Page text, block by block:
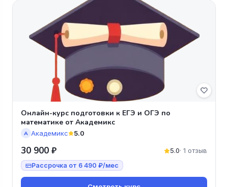
Онлайн-курс подготовки к ЕГЭ и ОГЭ по
математике от Академикс
А Академикс 5.0
30 900 ₽ 5.0· 1 отзыв
Рассрочка от 6 490 ₽/мес